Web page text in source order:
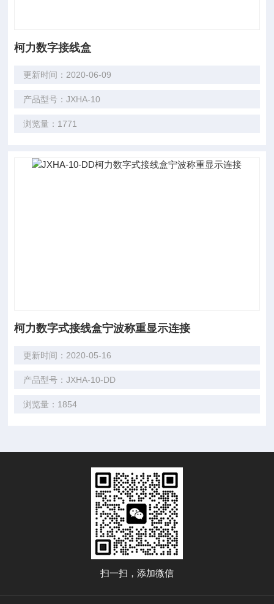
柯力数字接线盒
更新时间：2020-06-09
产品型号：JXHA-10
浏览量：1771
柯力数字式接线盒宁波称重显示连接
更新时间：2020-05-16
产品型号：JXHA-10-DD
浏览量：1854
扫一扫，添加微信